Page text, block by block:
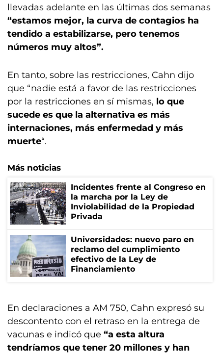
llevadas adelante en las últimas dos semanas
“estamos mejor, la curva de contagios ha
tendido a estabilizarse, pero tenemos
números muy altos”.
En tanto, sobre las restricciones, Cahn dijo
que “nadie está a favor de las restricciones
por la restricciones en sí mismas, lo que
sucede es que la alternativa es más
internaciones, más enfermedad y más
muerte“.
Más noticias
Incidentes frente al Congreso en
la marcha por la Ley de
Inviolabilidad de la Propiedad
Privada
Universidades: nuevo paro en
reclamo del cumplimiento
efectivo de la Ley de
Financiamiento
En declaraciones a AM 750, Cahn expresó su
descontento con el retraso en la entrega de
vacunas e indicó que “a esta altura
tendríamos que tener 20 millones y han